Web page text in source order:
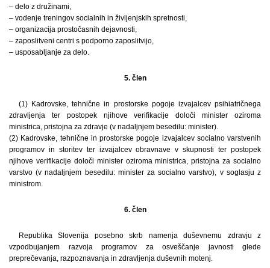
– delo z družinami,
– vodenje treningov socialnih in življenjskih spretnosti,
– organizacija prostočasnih dejavnosti,
– zaposlitveni centri s podporno zaposlitvijo,
– usposabljanje za delo.
5. člen
(1) Kadrovske, tehnične in prostorske pogoje izvajalcev psihiatričnega
zdravljenja ter postopek njihove verifikacije določi minister oziroma
ministrica, pristojna za zdravje (v nadaljnjem besedilu: minister).
(2) Kadrovske, tehnične in prostorske pogoje izvajalcev socialno varstvenih
programov in storitev ter izvajalcev obravnave v skupnosti ter postopek
njihove verifikacije določi minister oziroma ministrica, pristojna za socialno
varstvo (v nadaljnjem besedilu: minister za socialno varstvo), v soglasju z
ministrom.
6. člen
Republika Slovenija posebno skrb namenja duševnemu zdravju z
vzpodbujanjem razvoja programov za osveščanje javnosti glede
preprečevanja, razpoznavanja in zdravljenja duševnih motenj.